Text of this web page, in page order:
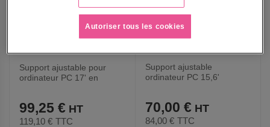
Support ajustable pour
ordinateur PC 17' en
99,25 €
119,10 € TTC
Support ajustable
ordinateur PC 15,6'
70,00 €
84,00 € TTC
Autoriser tous les cookies